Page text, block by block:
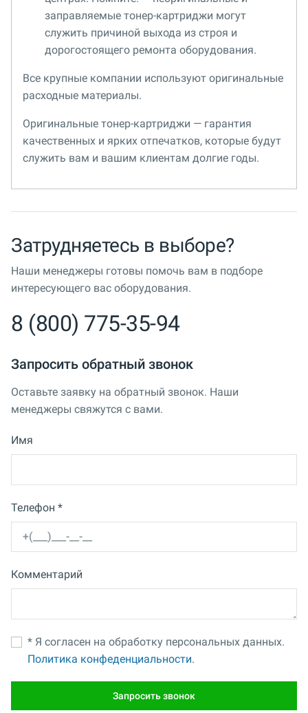
заправляемые тонер-картриджи могут
служить причиной выхода из строя и
дорогостоящего ремонта оборудования.
Все крупные компании используют оригинальные
расходные материалы.
Оригинальные тонер-картриджи — гарантия
качественных и ярких отпечатков, которые будут
служить вам и вашим клиентам долгие годы.
Затрудняетесь в выборе?
Наши менеджеры готовы помочь вам в подборе
интересующего вас оборудования.
8 (800) 775-35-94
Запросить обратный звонок
Оставьте заявку на обратный звонок. Наши
менеджеры свяжутся с вами.
Имя
Телефон *
Комментарий
* Я согласен на обработку персональных данных.
Политика конфеденциальности.
Запросить звонок